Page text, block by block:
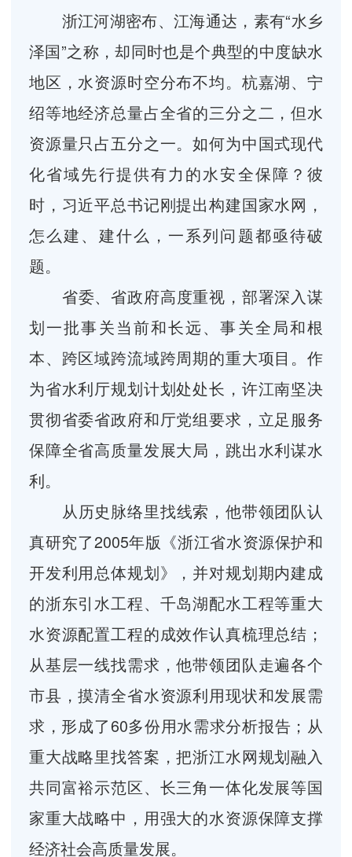
浙江河湖密布、江海通达，素有“水乡
泽国”之称，却同时也是个典型的中度缺水
地区，水资源时空分布不均。杭嘉湖、宁
绍等地经济总量占全省的三分之二，但水
资源量只占五分之一。如何为中国式现代
化省域先行提供有力的水安全保障？彼
时，习近平总书记刚提出构建国家水网，
怎么建、建什么，一系列问题都亟待破
题。
省委、省政府高度重视，部署深入谋
划一批事关当前和长远、事关全局和根
本、跨区域跨流域跨周期的重大项目。作
为省水利厅规划计划处处长，许江南坚决
贯彻省委省政府和厅党组要求，立足服务
保障全省高质量发展大局，跳出水利谋水
利。
从历史脉络里找线索，他带领团队认
真研究了2005年版《浙江省水资源保护和
开发利用总体规划》，并对规划期内建成
的浙东引水工程、千岛湖配水工程等重大
水资源配置工程的成效作认真梳理总结；
从基层一线找需求，他带领团队走遍各个
市县，摸清全省水资源利用现状和发展需
求，形成了60多份用水需求分析报告；从
重大战略里找答案，把浙江水网规划融入
共同富裕示范区、长三角一体化发展等国
家重大战略中，用强大的水资源保障支撑
经济社会高质量发展。